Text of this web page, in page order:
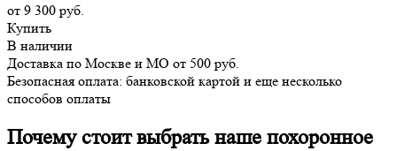
от 9 300 руб.
Купить
В наличии
Доставка по Москве и МО от 500 руб.
Безопасная оплата: банковской картой и еще несколько
способов оплаты
Почему стоит выбрать наше похоронное